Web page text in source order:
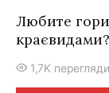
Любите
1,7K перегляди